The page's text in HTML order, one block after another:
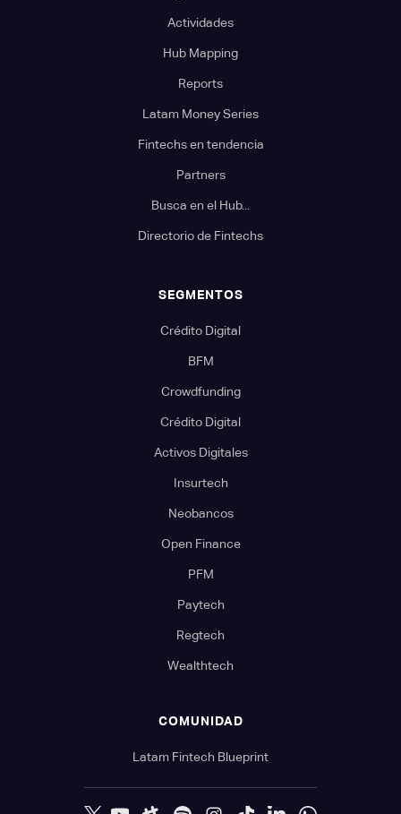
Actividades
Hub Mapping
Reports
Latam Money Series
Fintechs en tendencia
Partners
Busca en el Hub...
Directorio de Fintechs
SEGMENTOS
Crédito Digital
BFM
Crowdfunding
Crédito Digital
Activos Digitales
Insurtech
Neobancos
Open Finance
PFM
Paytech
Regtech
Wealthtech
COMUNIDAD
Latam Fintech Blueprint